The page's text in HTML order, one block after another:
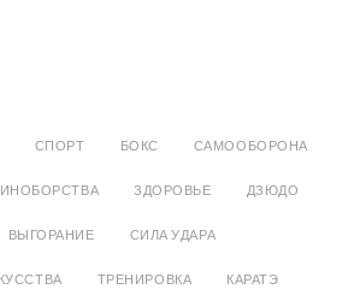
СПОРТ БОКС САМООБОРОНА
ЗДОРОВЬЕ ДЗЮДО
ВЫГОРАНИЕ СИЛА УДАРА
ТРЕНИРОВКА КАРАТЭ